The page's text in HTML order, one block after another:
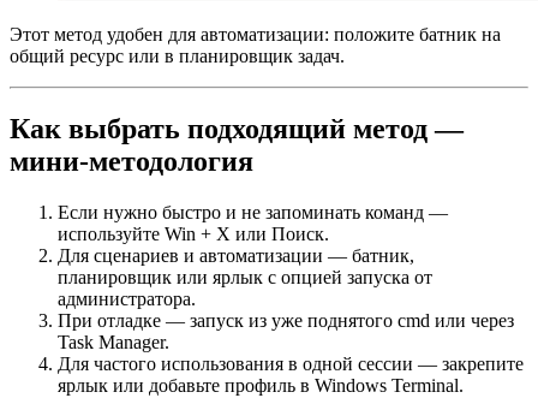
Этот метод удобен для автоматизации: положите батник на
общий ресурс или в планировщик задач.
Как выбрать подходящий метод —
мини-методология
Если нужно быстро и не запоминать команд —
используйте Win + X или Поиск.
Для сценариев и автоматизации — батник,
планировщик или ярлык с опцией запуска от
администратора.
При отладке — запуск из уже поднятого cmd или через
Task Manager.
Для частого использования в одной сессии — закрепите
ярлык или добавьте профиль в Windows Terminal.